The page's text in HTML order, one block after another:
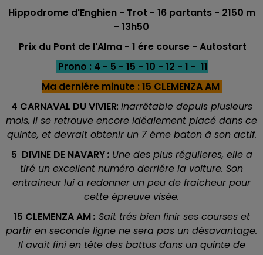
Hippodrome d'Enghien - Trot - 16 partants - 2150 m
- 13h50
Prix du Pont de l'Alma - 1 ére course - Autostart
Prono : 4 - 5 - 15 - 10 - 12 - 1 - 11
Ma derniére minute : 15 CLEMENZA AM
4 CARNAVAL DU VIVIER: Inarrêtable depuis plusieurs
mois, il se retrouve encore idéalement placé dans ce
quinte, et devrait obtenir un 7 éme baton à son actif.
5 DIVINE DE NAVARY: Une des plus régulieres, elle a
tiré un excellent numéro derriére la voiture. Son
entraineur lui a redonner un peu de fraicheur pour
cette épreuve visée.
15 CLEMENZA AM: Sait trés bien finir ses courses et
partir en seconde ligne ne sera pas un désavantage.
Il avait fini en tête des battus dans un quinte de